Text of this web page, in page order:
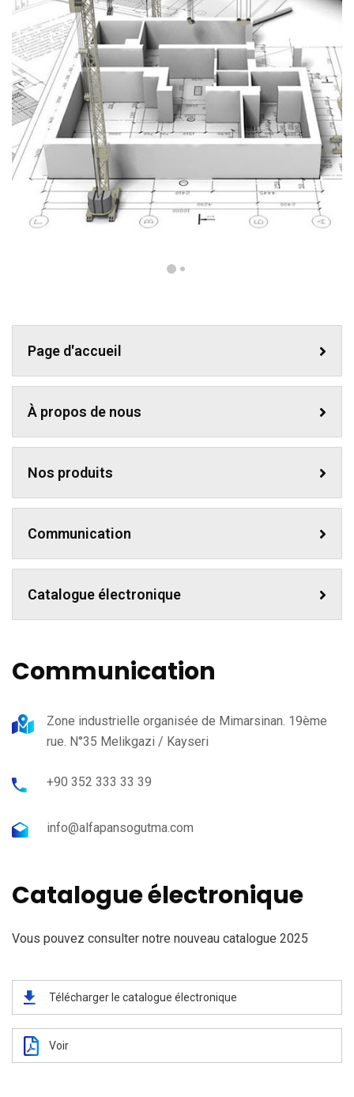
Page d'accueil
À propos de nous
Nos produits
Communication
Catalogue électronique
Communication
Zone industrielle organisée de Mimarsinan. 19ème
rue. N°35 Melikgazi / Kayseri
+90 352 333 33 39
info@alfapansogutma.com
Catalogue électronique
Vous pouvez consulter notre nouveau catalogue 2025
Télécharger le catalogue électronique
Voir